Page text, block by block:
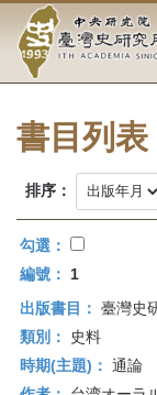
要
中
央
研
究
院-
臺
灣
史
研
書目列表
排序：
勾選：
編號：
1
出版書目： 臺灣史
類別：
史料
時期(主題)： 通論